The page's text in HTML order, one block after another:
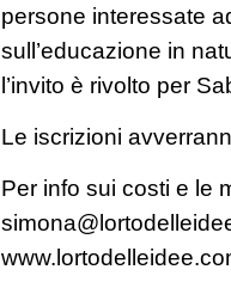
persone interessate
sull’educazione in
l’invito è rivolto per
Le iscrizioni
Per info sui costi e le